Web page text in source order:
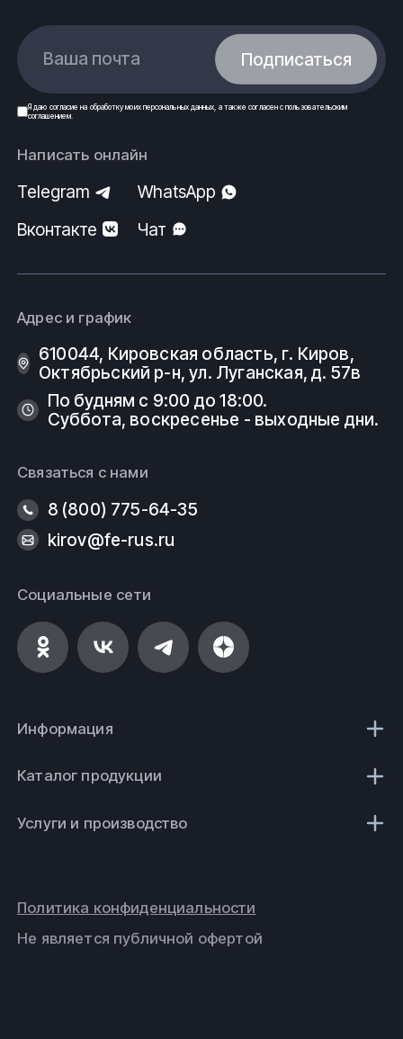
Ваша почта Подписаться
Я даю согласие на обработку моих персональных данных , а также согласен спользовательским
соглашением.
Написать онлайн
Telegram
WhatsApp
Вконтакте
Чат
Адрес и график
610044, Кировская область, г. Киров, ​
Октябрьский р-н, ​ул. Луганская, д. 57в
По будням с 9:00 до 18:00.
Суббота, воскресенье - выходные дни.
Связаться с нами
8 (800) 775-64-35
kirov@fe-rus.ru
Социальные сети
Информация
Каталог продукции
Услуги и производство
Не является публичной офертой
Политика конфиденциальности